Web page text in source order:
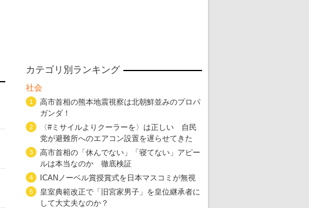
カテゴリ別ランキング
社会
1
高市首相の熊本地震視察は北朝鮮並みのプロパ
ガンダ！
2
〈#ミサイルよりクーラーを〉は正しい 自民
党が避難所へのエアコン設置を遅らせてきた
3
高市首相の「休んでない」「寝てない」アピー
ルは本当なのか 徹底検証
4 ICANノーベル賞授賞式を日本マスコミが無視
5
皇室典範改正で「旧宮家男子」を皇位継承者に
して大丈夫なのか？